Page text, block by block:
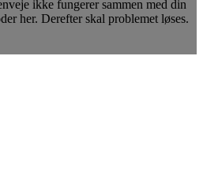
ikke fungerer sammen med din
her. Derefter skal problemet løses.